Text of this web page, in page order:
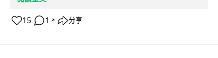
15 1 ↗ 分享